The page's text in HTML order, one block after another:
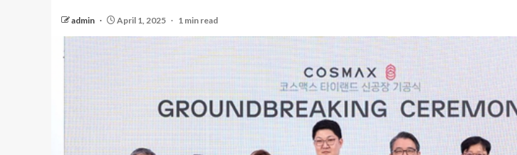
admin April 1, 2025 1 min read